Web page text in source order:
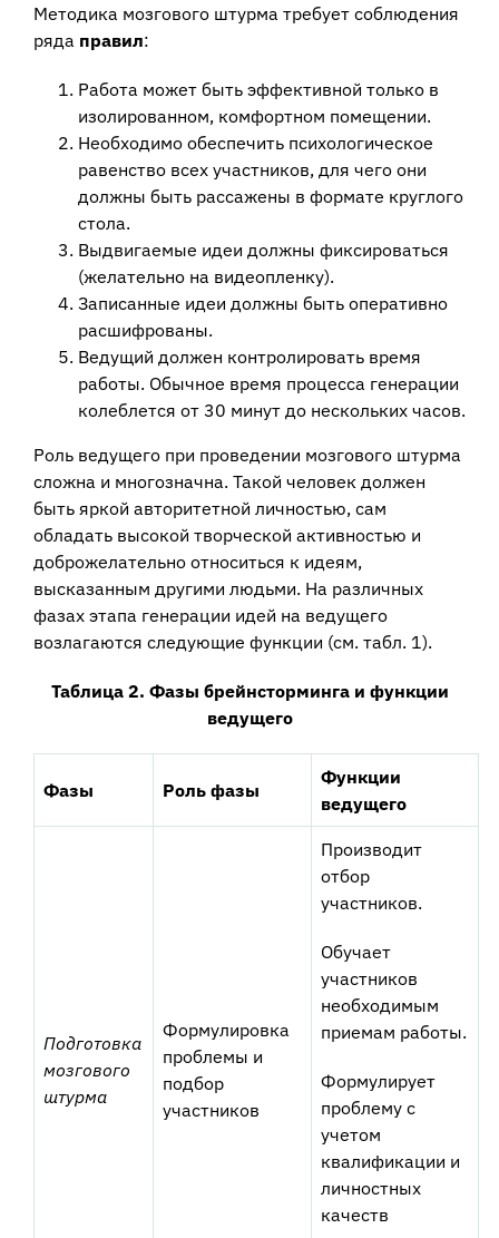
Методика мозгового штурма требует соблюдения
ряда правил:
Работа может быть эффективной только в
изолированном, комфортном помещении.
Необходимо обеспечить психологическое
равенство всех участников, для чего они
должны быть рассажены в формате круглого
стола.
Выдвигаемые идеи должны фиксироваться
(желательно на видеопленку).
Записанные идеи должны быть оперативно
расшифрованы.
Ведущий должен контролировать время
работы. Обычное время процесса генерации
колеблется от 30 минут до нескольких часов.
Роль ведущего при проведении мозгового штурма
сложна и многозначна. Такой человек должен
быть яркой авторитетной личностью, сам
обладать высокой творческой активностью и
доброжелательно относиться к идеям,
высказанным другими людьми. На различных
фазах этапа генерации идей на ведущего
возлагаются следующие функции (см. табл. 1).
Таблица 2. Фазы брейнсторминга и функции
ведущего
Фазы Роль фазы
Функции
ведущего
Подготовка
мозгового
штурма
Формулировка
проблемы и
подбор
участников
Производит
отбор
участников.
Обучает
участников
необходимым
приемам работы.
Формулирует
проблему с
учетом
квалификации и
личностных
качеств